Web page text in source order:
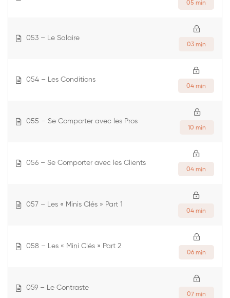
05 min
053 – Le Salaire
03 min
054 – Les Conditions
04 min
055 – Se Comporter avec les Pros
10 min
056 – Se Comporter avec les Clients
04 min
057 – Les « Minis Clés » Part 1
04 min
058 – Les « Mini Clés » Part 2
06 min
059 – Le Contraste
07 min